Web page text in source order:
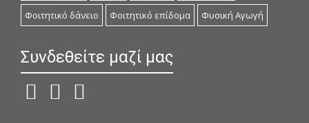
Φοιτητικό δάνειο Φοιτητικό επίδομα Φυσική Αγωγή
Συνδεθείτε μαζί μας